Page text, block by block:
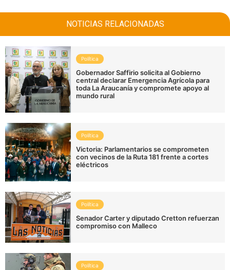
NOTICIAS RELACIONADAS
Política
Gobernador Saffirio solicita al Gobierno
central declarar Emergencia Agrícola para
toda La Araucanía y compromete apoyo al
mundo rural
Política
Victoria: Parlamentarios se comprometen
con vecinos de la Ruta 181 frente a cortes
eléctricos
Política
Senador Carter y diputado Cretton refuerzan
compromiso con Malleco
Política